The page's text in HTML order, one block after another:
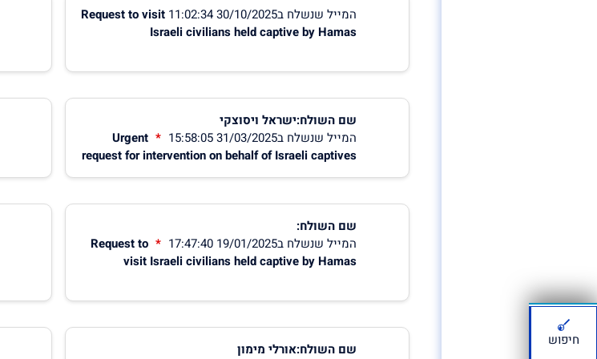
המייל שנשלח ב30/10/2025 11:02:34
Request to visit
Israeli civilians held captive by Hamas
שם השולח:ישראל ויסוצקי
המייל שנשלח ב31/03/2025 15:58:05
Urgent
request for intervention on behalf of Israeli captives
שם השולח:
המייל שנשלח ב19/01/2025 17:47:40
Request to
visit Israeli civilians held captive by Hamas
שם השולח:אורלי מימון
חיפוש